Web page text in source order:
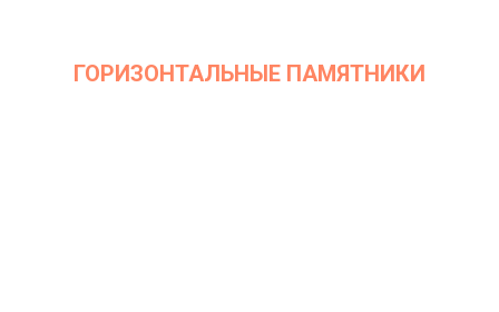
ГОРИЗОНТАЛЬНЫЕ ПАМЯТНИКИ